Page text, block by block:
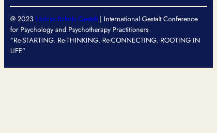
@ 2023Łódzka Szkoła Gestalt| International Gestalt Conference
for Psychology and Psychotherapy Practitioners
“Re-STARTING. Re-THINKING. Re-CONNECTING. ROOTING IN
LIFE”